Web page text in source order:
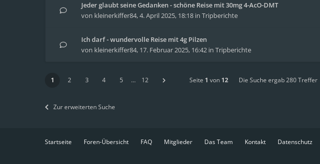
Jeder glaubt seine Gedanken - schöne Reise mit 30mg 4-AcO-DMT
von kleinerkiffer84,4. April 2025, 18:18 in Tripberichte
Ich darf - wundervolle Reise mit 4g Pilzen
von kleinerkiffer84, 17. Februar 2025, 16:42 in Tripberichte
1 2 3 4 5 … 12 Seite 1 von 12 Die Suche ergab 280 Treffer
Zur erweiterten Suche
Startseite Foren-Übersicht FAQ Mitglieder Das Team Kontakt Datenschutz